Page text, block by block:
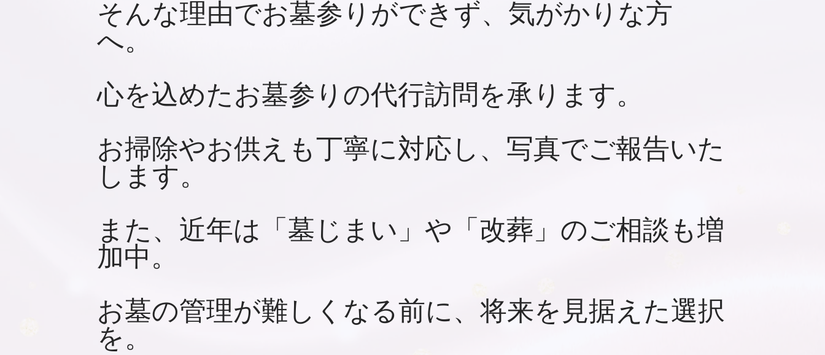
そんな理由でお墓参りができず、気がかりな方
へ。
心を込めたお墓参りの代行訪問を承ります。
お掃除やお供えも丁寧に対応し、写真でご報告いた
します。
また、近年は「墓じまい」や「改葬」のご相談も増
加中。
お墓の管理が難しくなる前に、将来を見据えた選択
を。